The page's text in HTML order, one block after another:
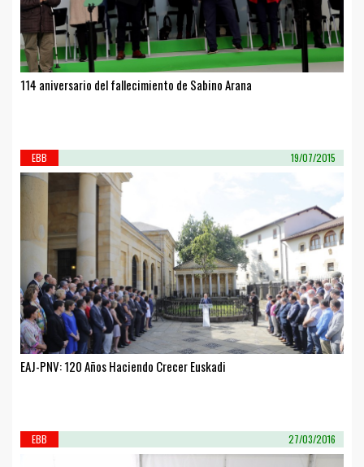
114 aniversario del fallecimiento de Sabino Arana
EBB 19/07/2015
EAJ-PNV: 120 Años Haciendo Crecer Euskadi
EBB 27/03/2016